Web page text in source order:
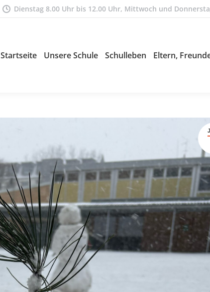
Dienstag 8.00 Uhr bis 12.00 Uhr, Mittwoch und
Startseite Unsere Schule Schulleben Eltern,